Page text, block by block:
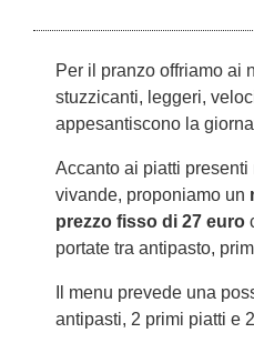
Per il pranzo offriamo ai
stuzzicanti, leggeri,
appesantiscono la
Accanto ai piatti
vivande, proponiamo un
prezzo fisso di 27 euro
portate tra antipasto,
Il menu prevede una
antipasti, 2 primi piatti e